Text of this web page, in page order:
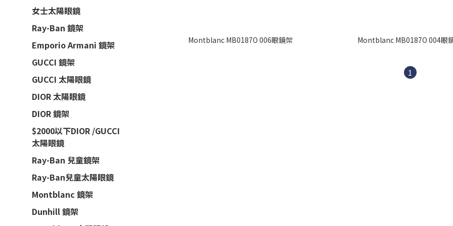
女士太陽眼鏡
Ray-Ban 鏡架
Emporio Armani 鏡架
GUCCI 鏡架
GUCCI 太陽眼鏡
DIOR 太陽眼鏡
DIOR 鏡架
$2000以下DIOR /GUCCI
太陽眼鏡
Ray-Ban 兒童鏡架
Ray-Ban兒童太陽眼鏡
Montblanc 鏡架
Dunhill 鏡架
Montblanc MB0187O 006眼鏡架 Montblanc MB0187O 004眼
1